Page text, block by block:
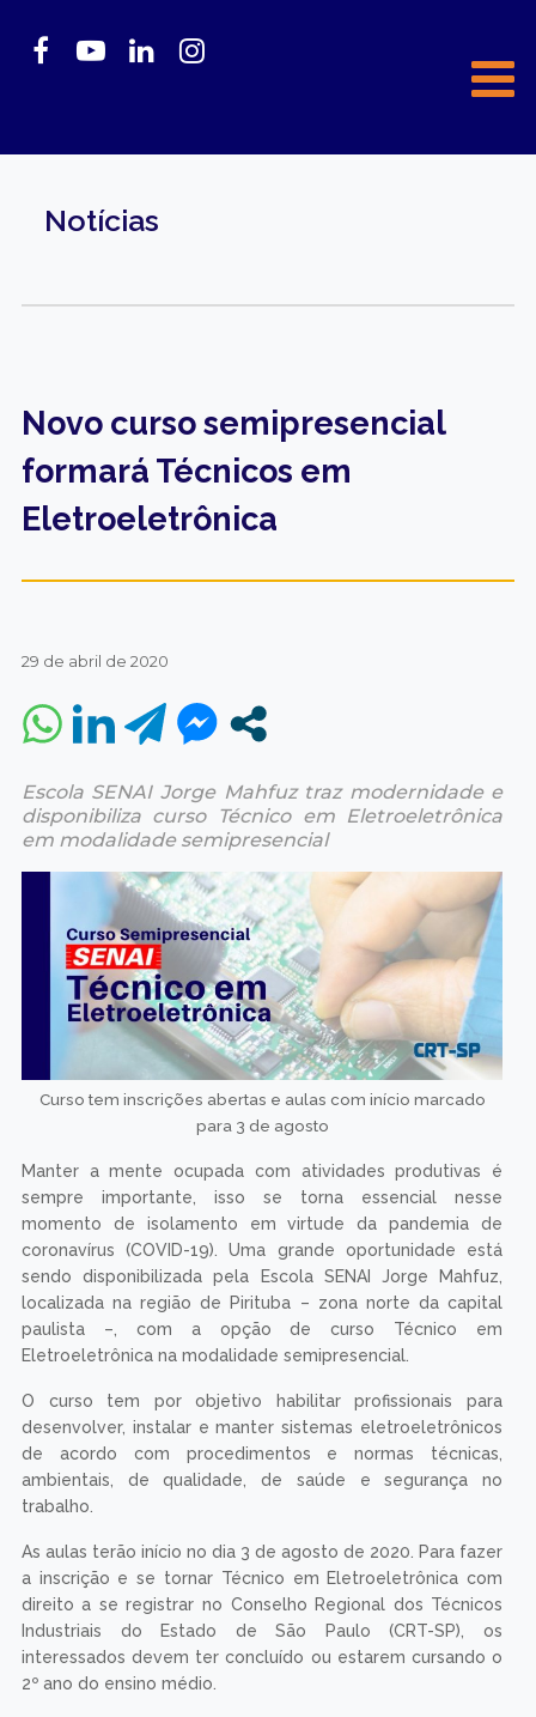
Notícias
Novo curso semipresencial
formará Técnicos em
Eletroeletrônica
29 de abril de 2020
Escola SENAI Jorge Mahfuz traz modernidade e
disponibiliza curso Técnico em Eletroeletrônica
em modalidade semipresencial
Curso tem inscrições abertas e aulas com início marcado
para 3 de agosto
Manter a mente ocupada com atividades produtivas é
sempre importante, isso se torna essencial nesse
momento de isolamento em virtude da pandemia de
coronavírus (COVID-19). Uma grande oportunidade está
sendo disponibilizada pela Escola SENAI Jorge Mahfuz,
localizada na região de Pirituba – zona norte da capital
paulista –, com a opção de curso Técnico em
Eletroeletrônica na modalidade semipresencial.
O curso tem por objetivo habilitar profissionais para
desenvolver, instalar e manter sistemas eletroeletrônicos
de acordo com procedimentos e normas técnicas,
ambientais, de qualidade, de saúde e segurança no
trabalho.
As aulas terão início no dia 3 de agosto de 2020. Para fazer
a inscrição e se tornar Técnico em Eletroeletrônica com
direito a se registrar no Conselho Regional dos Técnicos
Industriais do Estado de São Paulo (CRT-SP), os
interessados devem ter concluído ou estarem cursando o
2º ano do ensino médio.